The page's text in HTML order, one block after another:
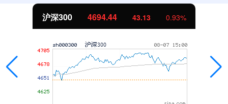
沪深300 4694.44 43.13 0.93%